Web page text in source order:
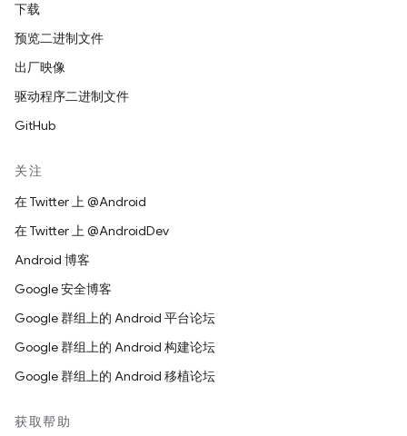
下载
预览二进制文件
出厂映像
驱动程序二进制文件
GitHub
关注
在 Twitter 上 @Android
在 Twitter 上 @AndroidDev
Android 博客
Google 安全博客
Google 群组上的 Android 平台论坛
Google 群组上的 Android 构建论坛
Google 群组上的 Android 移植论坛
获取帮助